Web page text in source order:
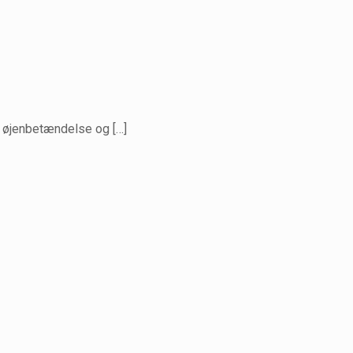
øjenbetændelse og […]